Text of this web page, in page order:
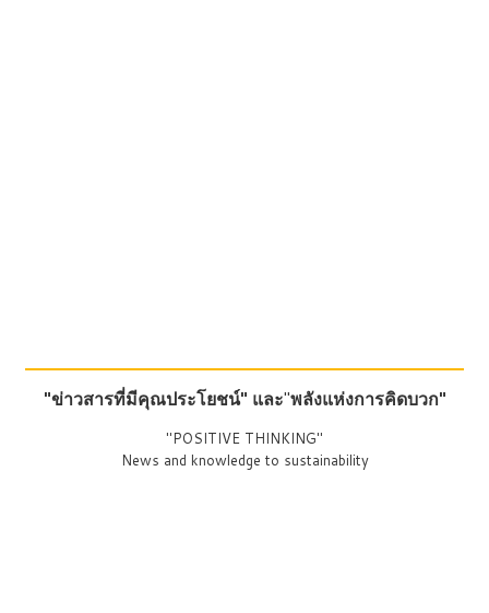
"ข่าวสารที่มีคุณประโยชน์" และ"พลังแห่งการคิดบวก"
"POSITIVE THINKING"
News and knowledge to sustainability